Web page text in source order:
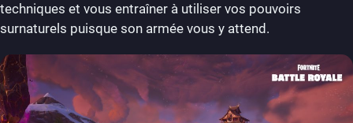
techniques et vous entraîner à utiliser vos pouvoirs
surnaturels puisque son armée vous y attend.